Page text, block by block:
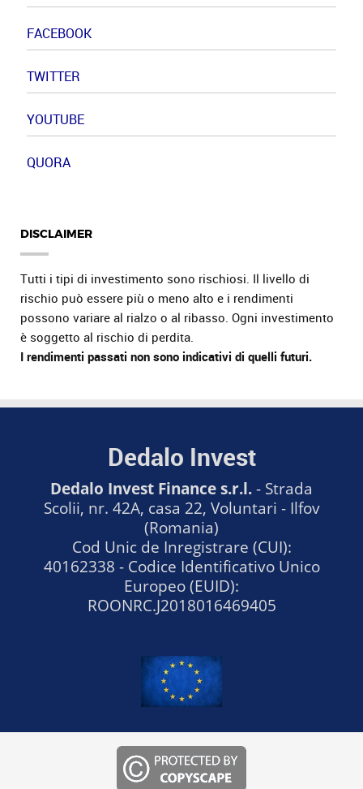
FACEBOOK
TWITTER
YOUTUBE
QUORA
DISCLAIMER
Tutti i tipi di investimento sono rischiosi. Il livello di
rischio può essere più o meno alto e i rendimenti
possono variare al rialzo o al ribasso. Ogni investimento
è soggetto al rischio di perdita.
I rendimenti passati non sono indicativi di quelli futuri.
Dedalo Invest
Dedalo Invest Finance s.r.l.- Strada
Scolii, nr. 42A, casa 22, Voluntari - Ilfov
(Romania)
Cod Unic de Inregistrare (CUI):
40162338 - Codice Identificativo Unico
Europeo (EUID):
ROONRC.J2018016469405